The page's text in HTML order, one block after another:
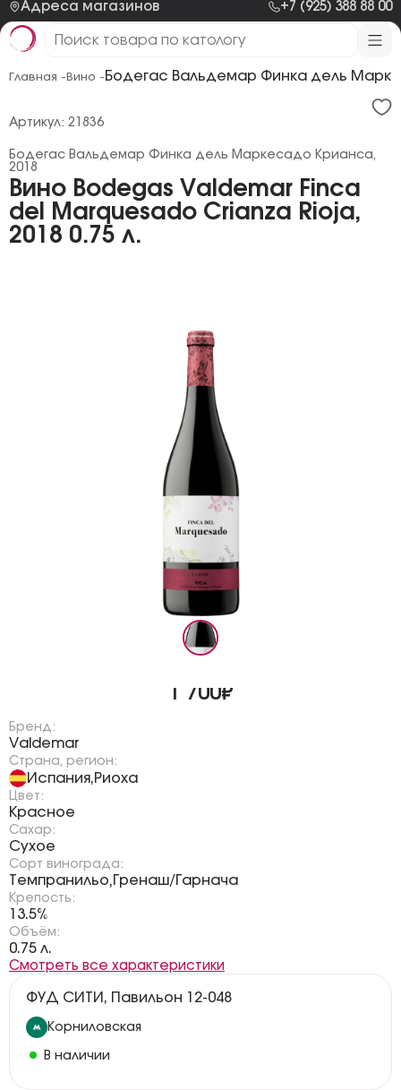
Адреса магазинов +7 (925) 388 88 00
Главная - Вино - Бодегас Вальдемар Финка дель
Вино Bodegas Valdemar Finca
del Marquesado Crianza Rioja,
2018 0.75 л.
Бодегас Вальдемар Финка дель Маркесадо Крианса,
2018
Артикул: 21836
1 700₽
Бренд:
Valdemar
Страна, регион:
Испания,Риоха
Цвет:
Красное
Сахар:
Сухое
Сорт винограда:
Темпранильо,Гренаш/Гарнача
Крепость:
13.5%
Объём:
0.75 л.
Смотреть все характеристики
ФУД СИТИ, Павильон 12-048
Корниловская
В наличии